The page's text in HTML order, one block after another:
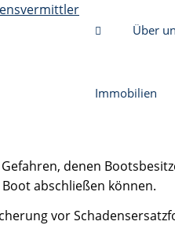
Über
Immobilien
denen
abschließen können.
vor